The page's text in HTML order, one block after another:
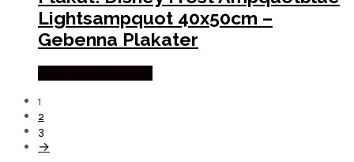
Lightsampquot 40x50cm –
Gebenna Plakater
1
2
3
→